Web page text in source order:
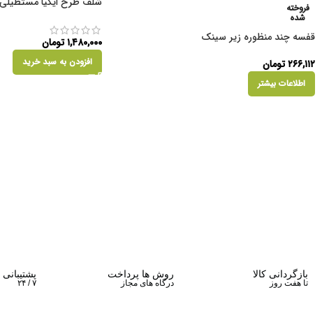
فروخته
شده
قفسه چند منظوره زیر سینک
۲۶۶,۱۱۲تومان
اطلاعات بیشتر
۱,۴۸۰,۰۰۰ تومان
افزودن به سبد خرید
بازگردانی کالا
تا هفت روز
روش ها پرداخت
درگاه های مجاز ۷ / ۲۴